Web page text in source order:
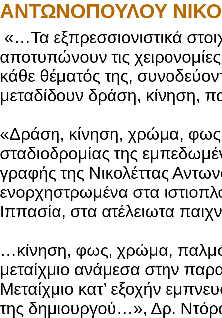
ΑΝΤΩΝΟΠΟΥΛΟΥ
«…Τα εξπρεσσιονιστικά
αποτυπώνουν τις
κάθε θέματός της,
μεταδίδουν δράση, κίνηση,
«Δράση, κίνηση, χρώμα,
σταδιοδρομίας της
γραφής της Νικολέττας
ενορχηστρωμένα στα
Ιππασία, στα ατέλειωτα
…κίνηση, φως, χρώμα,
μεταίχμιο ανάμεσα στην
Μεταίχμιο κατ’ εξοχήν
της δημιουργού…», Δρ.